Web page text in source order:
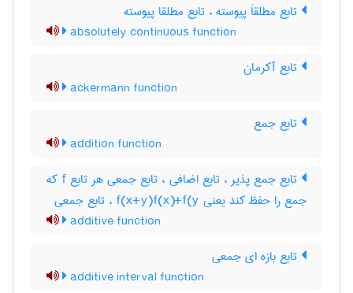
تابع مطلقاَ پیوسته ، تابع مطلقا پیوسته
absolutely continuous function
تابع آکرمان
ackermann function
تابع جمع
addition function
تابع جمع پذیر ، تابع اضافی ، تابع جمعی هر تابع f که
جمع را حفظ کند یعنی f(x+y)f(x)+f(y ، تابع جمعی
additive function
تابع بازه ای جمعی
additive interval function